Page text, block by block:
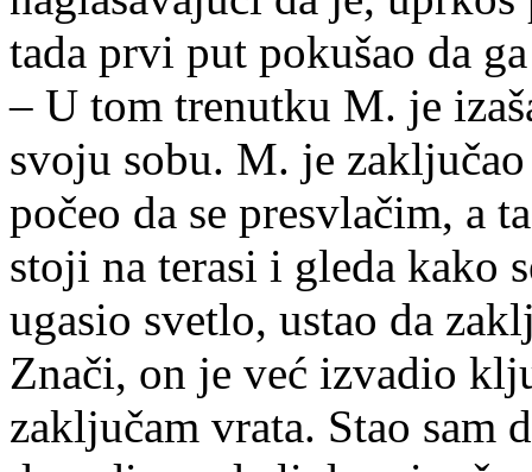
tada prvi put pokušao da
– U tom trenutku M. je
svoju sobu. M. je
počeo da se presvlačim, a
stoji na terasi i gleda kako
ugasio svetlo, ustao da
Znači, on je već izvadio
zaključam vrata. Stao sam